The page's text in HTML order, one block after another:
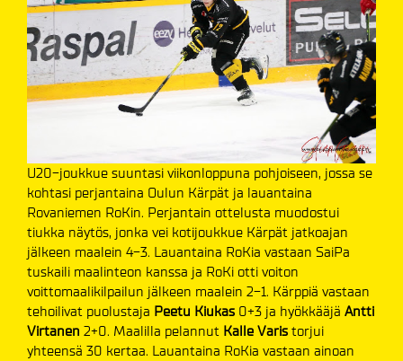
U20-joukkue suuntasi viikonloppuna pohjoiseen, jossa se
kohtasi perjantaina Oulun Kärpät ja lauantaina
Rovaniemen RoKin. Perjantain ottelusta muodostui
tiukka näytös, jonka vei kotijoukkue Kärpät jatkoajan
jälkeen maalein 4-3. Lauantaina RoKia vastaan SaiPa
tuskaili maalinteon kanssa ja RoKi otti voiton
voittomaalikilpailun jälkeen maalein 2-1. Kärppiä vastaan
tehoilivat puolustaja Peetu Kiukas 0+3 ja hyökkääjä Antti
Virtanen 2+0. Maalilla pelannut Kalle Varis torjui
yhteensä 30 kertaa. Lauantaina RoKia vastaan ainoan